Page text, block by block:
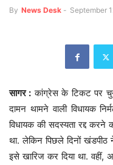
By News Desk - September
सागर : कांग्रेस के टिकट पर
दामन थामने वाली विधायक
विधायक की सदस्यता रद्द करने
था. लेकिन पिछले दिनों खंडपीठ
इसे खारिज कर दिया था. वहीं,